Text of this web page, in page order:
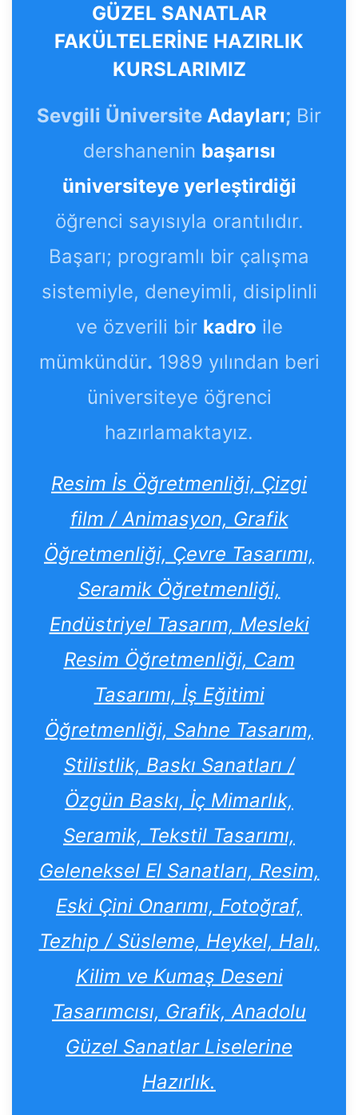
GÜZEL SANATLAR
FAKÜLTELERİNE HAZIRLIK
KURSLARIMIZ
Sevgili Üniversite Adayları; Bir
dershanenin başarısı
üniversiteye yerleştirdiği
öğrenci sayısıyla orantılıdır.
Başarı; programlı bir çalışma
sistemiyle, deneyimli, disiplinli
ve özverili bir kadro ile
mümkündür. 1989 yılından beri
üniversiteye öğrenci
hazırlamaktayız.
Resim İs Öğretmenliği, Çizgi
film / Animasyon, Grafik
Öğretmenliği, Çevre Tasarımı,
Seramik Öğretmenliği,
Endüstriyel Tasarım, Mesleki
Resim Öğretmenliği, Cam
Tasarımı, İş Eğitimi
Öğretmenliği, Sahne Tasarım,
Stilistlik, Baskı Sanatları /
Özgün Baskı, İç Mimarlık,
Seramik, Tekstil Tasarımı,
Geleneksel El Sanatları, Resim,
Eski Çini Onarımı, Fotoğraf,
Tezhip / Süsleme, Heykel, Halı,
Kilim ve Kumaş Deseni
Tasarımcısı, Grafik, Anadolu
Güzel Sanatlar Liselerine
Hazırlık.